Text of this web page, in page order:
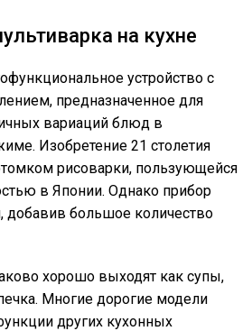
на кухне
устройство с
предназначенное для
вариаций блюд в
Изобретение 21 столетия
рисоварки, пользующейся
в Японии. Однако прибор
добавив большое количество
хорошо выходят как супы,
Многие дорогие модели
других кухонных